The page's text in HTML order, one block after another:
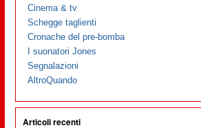
Cinema & tv
Schegge taglienti
Cronache del pre-bomba
I suonatori Jones
Segnalazioni
AltroQuando
Articoli recenti